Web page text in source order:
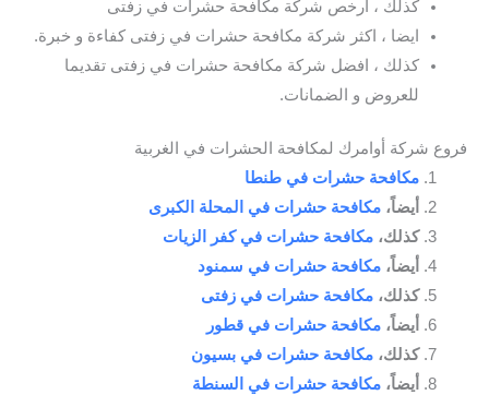
كذلك ، ارخص شركة مكافحة حشرات في زفتى
ايضا ، اكثر شركة مكافحة حشرات في زفتى كفاءة و خبرة.
كذلك ، افضل شركة مكافحة حشرات في زفتى تقديما
للعروض و الضمانات.
فروع شركة أوامرك لمكافحة الحشرات في الغربية
مكافحة حشرات في طنطا
أيضاً، مكافحة حشرات في المحلة الكبرى
كذلك، مكافحة حشرات في كفر الزيات
أيضاً، مكافحة حشرات في سمنود
كذلك، مكافحة حشرات في زفتى
أيضاً، مكافحة حشرات في قطور
كذلك، مكافحة حشرات في بسيون
أيضاً، مكافحة حشرات في السنطة